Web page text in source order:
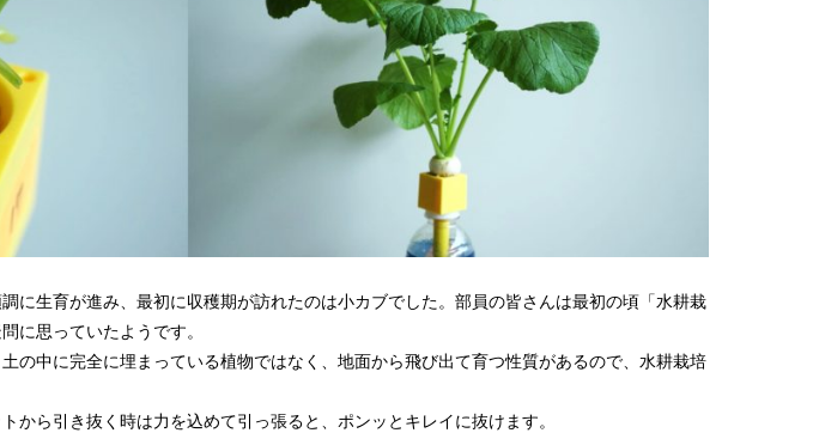
に生育が進み、最初に収穫期が訪れたのは小カブでした。部員の皆さんは最初の頃「水耕栽
に思っていたようです。
の中に完全に埋まっている植物ではなく、地面から飛び出て育つ性質があるので、水耕栽培
から引き抜く時は力を込めて引っ張ると、ポンッとキレイに抜けます。